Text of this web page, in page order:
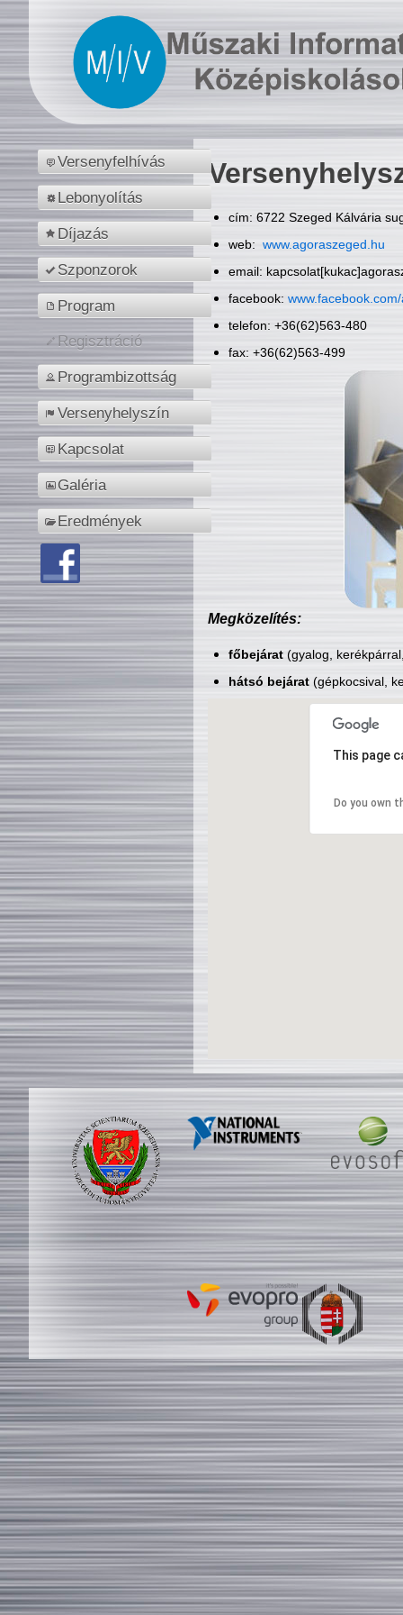
Versenyfelhívás
Lebonyolítás
Díjazás
Szponzorok
Program
Regisztráció
Programbizottság
Versenyhelyszín
Kapcsolat
Galéria
Eredmények
cím: 6722 Szeged Kálvária
web: www.agoraszeged.hu
email:
facebook:
telefon: +36(62)563-480
fax: +36(62)563-499
Megközelítés:
főbejárat(gyalog,
hátsó bejárat(gépkocsival,
This page
Do you own